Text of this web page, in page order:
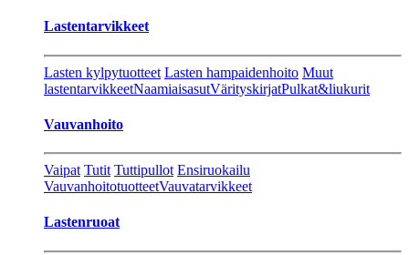
Lastentarvikkeet
Lasten kylpytuotteet Lasten hampaidenhoito Muut
lastentarvikkeetNaamiaisasutVärityskirjatPulkat&liukurit
Vauvanhoito
Vaipat Tutit Tuttipullot Ensiruokailu
VauvanhoitotuotteetVauvatarvikkeet
Lastenruoat